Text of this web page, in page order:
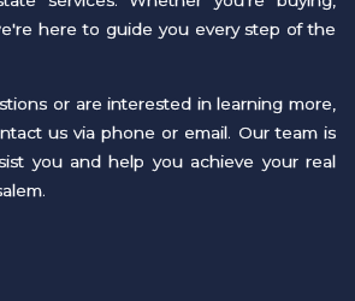
here to guide you every step of the
or are interested in learning more,
us via phone or email. Our team is
you and help you achieve your real